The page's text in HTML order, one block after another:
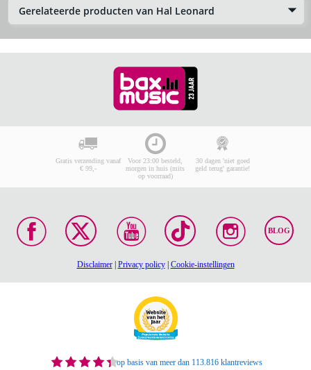
Gerelateerde producten van Hal Leonard
Gratis verzending vanaf
€ 99,-
Voor 23:00 besteld,
morgen in huis (mits
op voorraad)
30 dagen 'niet goed
geld terug' garantie!
BLOG
Disclaimer| Privacy policy| Cookie-instellingen
op basis van meer dan 113.816 klantreviews